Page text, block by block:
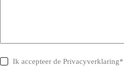
Ik accepteer dePrivacyverklaring*